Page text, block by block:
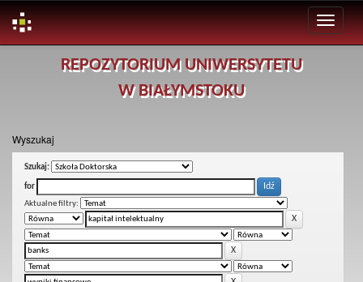
REPOZYTORIUM UNIWERSYTETU
W BIAŁYMSTOKU
Wyszukaj
Szukaj:
for
Aktualne filtry: